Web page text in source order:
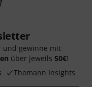
und gewinne mit
über jeweils 50€!
Thomann Insights